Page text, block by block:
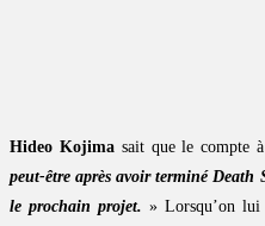
Hideo Kojimasait que le compte
peut-être après avoir terminé
le prochain projet. » Lorsqu’on lui